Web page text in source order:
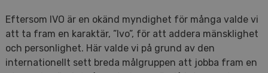
Eftersom IVO är en okänd myndighet för många valde vi
att ta fram en karaktär, ”Ivo”, för att addera mänsklighet
och personlighet. Här valde vi på grund av den
internationellt sett breda målgruppen att jobba fram en